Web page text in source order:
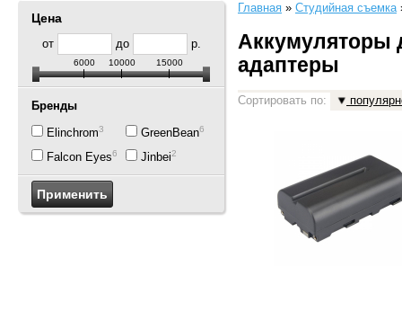
Цена
от до р.
6000 10000 15000
Бренды
Elinchrom3
Falcon Eyes6
GreenBean6
Jinbei2
Главная » Студийная съемка
Аккумуляторы
адаптеры
Сортировать по: